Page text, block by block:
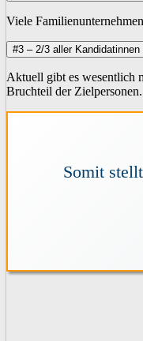
Viele
#3 – 2/3 aller
Aktuell gibt es wesentlich
Bruchteil der Zielpersonen.
Somit